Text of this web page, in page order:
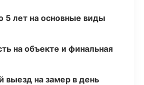
5 лет на основные виды
на объекте и финальная
выезд на замер в день